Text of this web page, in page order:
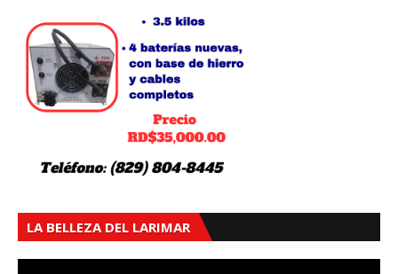
LA BELLEZA DEL LARIMAR